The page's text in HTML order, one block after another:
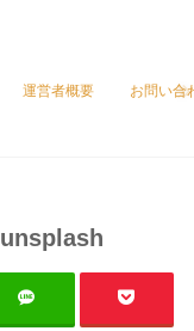
運営者概要 お問い合